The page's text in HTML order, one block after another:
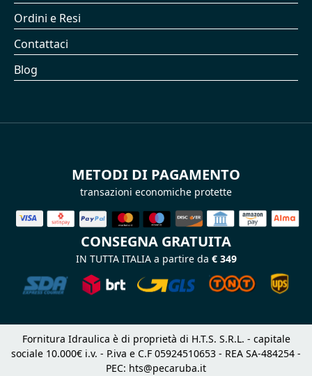
Ordini e Resi
Contattaci
Blog
METODI DI PAGAMENTO
transazioni economiche protette
CONSEGNA GRATUITA
IN TUTTA ITALIA a partire da € 349
Fornitura Idraulica è di proprietà di H.T.S. S.R.L. - capitale
sociale 10.000€ i.v. - P.iva e C.F 05924510653 - REA SA-484254 -
PEC: hts@pecaruba.it